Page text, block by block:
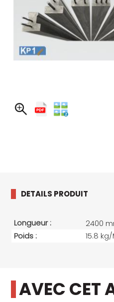
DETAILS PRODUIT
Longueur :
2400
Poids :
15.8 kg/
AVEC CET